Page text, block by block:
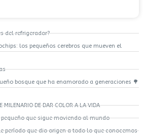
del refrigerador?
los pequeños cerebros que mueven el
bosque que ha enamorado a generaciones 🌳
MILENARIO DE DAR COLOR A LA VIDA
pequeño que sigue moviendo al mundo
período que dio origen a todo lo que conocemos